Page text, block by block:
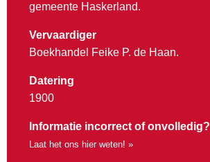
gemeente Haskerland.
Vervaardiger
Boekhandel Feike P. de Haan.
Datering
1900
Informatie incorrect of onvolledig?
Laat het ons hier weten! »